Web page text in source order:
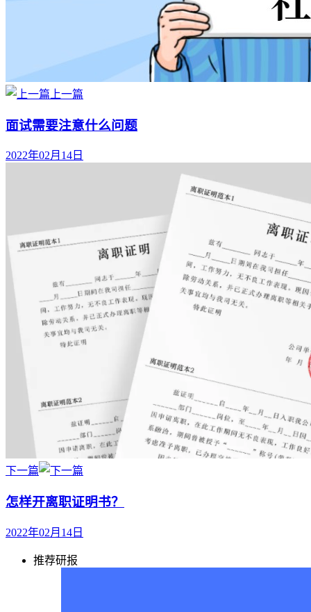
上一篇
面试需要注意什么问题
2022年02月14日
下一篇
怎样开离职证明书？
2022年02月14日
推荐研报